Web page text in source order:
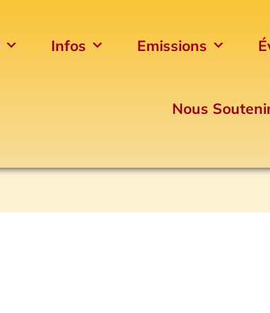
Infos Emissions
Nous